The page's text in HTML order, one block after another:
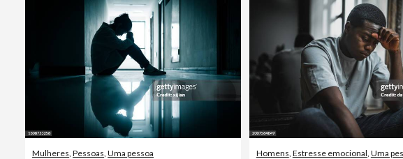
Mulheres, Pessoas, Uma pessoa Homens, Estresse emocional, Uma